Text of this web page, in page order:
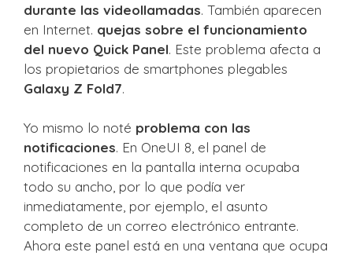
durante las videollamadas. También aparecen
en Internet. quejas sobre el funcionamiento
del nuevo Quick Panel. Este problema afecta a
los propietarios de smartphones plegables
Galaxy Z Fold7.
Yo mismo lo noté problema con las
notificaciones. En OneUI 8, el panel de
notificaciones en la pantalla interna ocupaba
todo su ancho, por lo que podía ver
inmediatamente, por ejemplo, el asunto
completo de un correo electrónico entrante.
Ahora este panel está en una ventana que ocupa